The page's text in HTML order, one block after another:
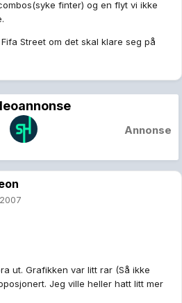
finter) og en flyt vi ikke
Street om det skal klare seg på
Annonse
ut. Grafikken var litt rar (Så ikke
Jeg ville heller hatt litt mer